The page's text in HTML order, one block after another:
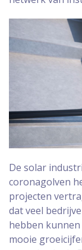
De solar
coronagolven
projecten
dat veel
hebben kunnen
mooie